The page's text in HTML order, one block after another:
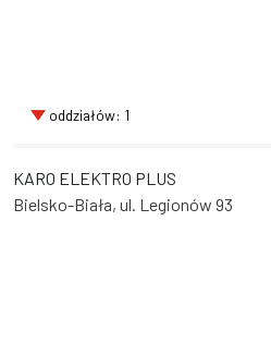
oddziałów: 1
KARO ELEKTRO PLUS
Bielsko-Biała, ul. Legionów 93